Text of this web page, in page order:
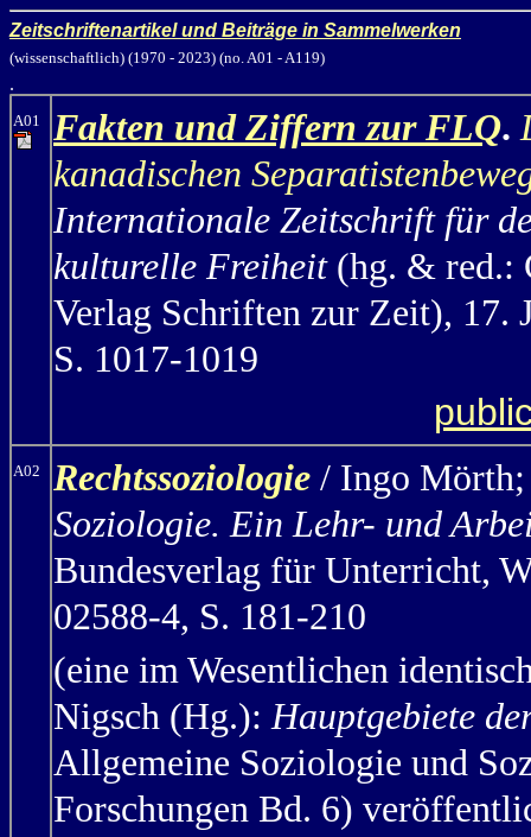
Zeitschriftenartikel und Beiträge in Sammelwerken
(wissenschaftlich) (1970 - 2023) (no. A01 - A119)
.
A01 Fakten und Ziffern zur FLQ.
kanadischen
Internationale Zeitschrift für
kulturelle Freiheit(hg. & red.:
Verlag Schriften zur Zeit), 17.
S. 1017-1019
A02 Rechtssoziologie / Ingo Mörth;
Soziologie. Ein Lehr- und
Bundesverlag für Unterricht,
02588-4, S. 181-210
(eine im Wesentlichen
Nigsch (Hg.):Hauptgebiete
Allgemeine Soziologie und
Forschungen Bd. 6)